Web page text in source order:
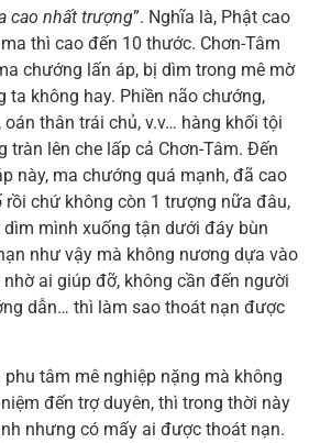
cao nhất trượng”. Nghĩa là, Phật cao
thì cao đến 10 thước. Chơn-Tâm
chướng lấn áp, bị dìm trong mê mờ
ta không hay. Phiền não chướng,
oán thân trái chủ, v.v… hàng khối tội
tràn lên che lấp cả Chơn-Tâm. Đến
này, ma chướng quá mạnh, đã cao
rồi chứ không còn 1 trượng nữa đâu,
dìm mình xuống tận dưới đáy bùn
như vậy mà không nương dựa vào
nhờ ai giúp đỡ, không cần đến người
dẫn… thì làm sao thoát nạn được
tâm mê nghiệp nặng mà không
đến trợ duyên, thì trong thời này
nhưng có mấy ai được thoát nạn.